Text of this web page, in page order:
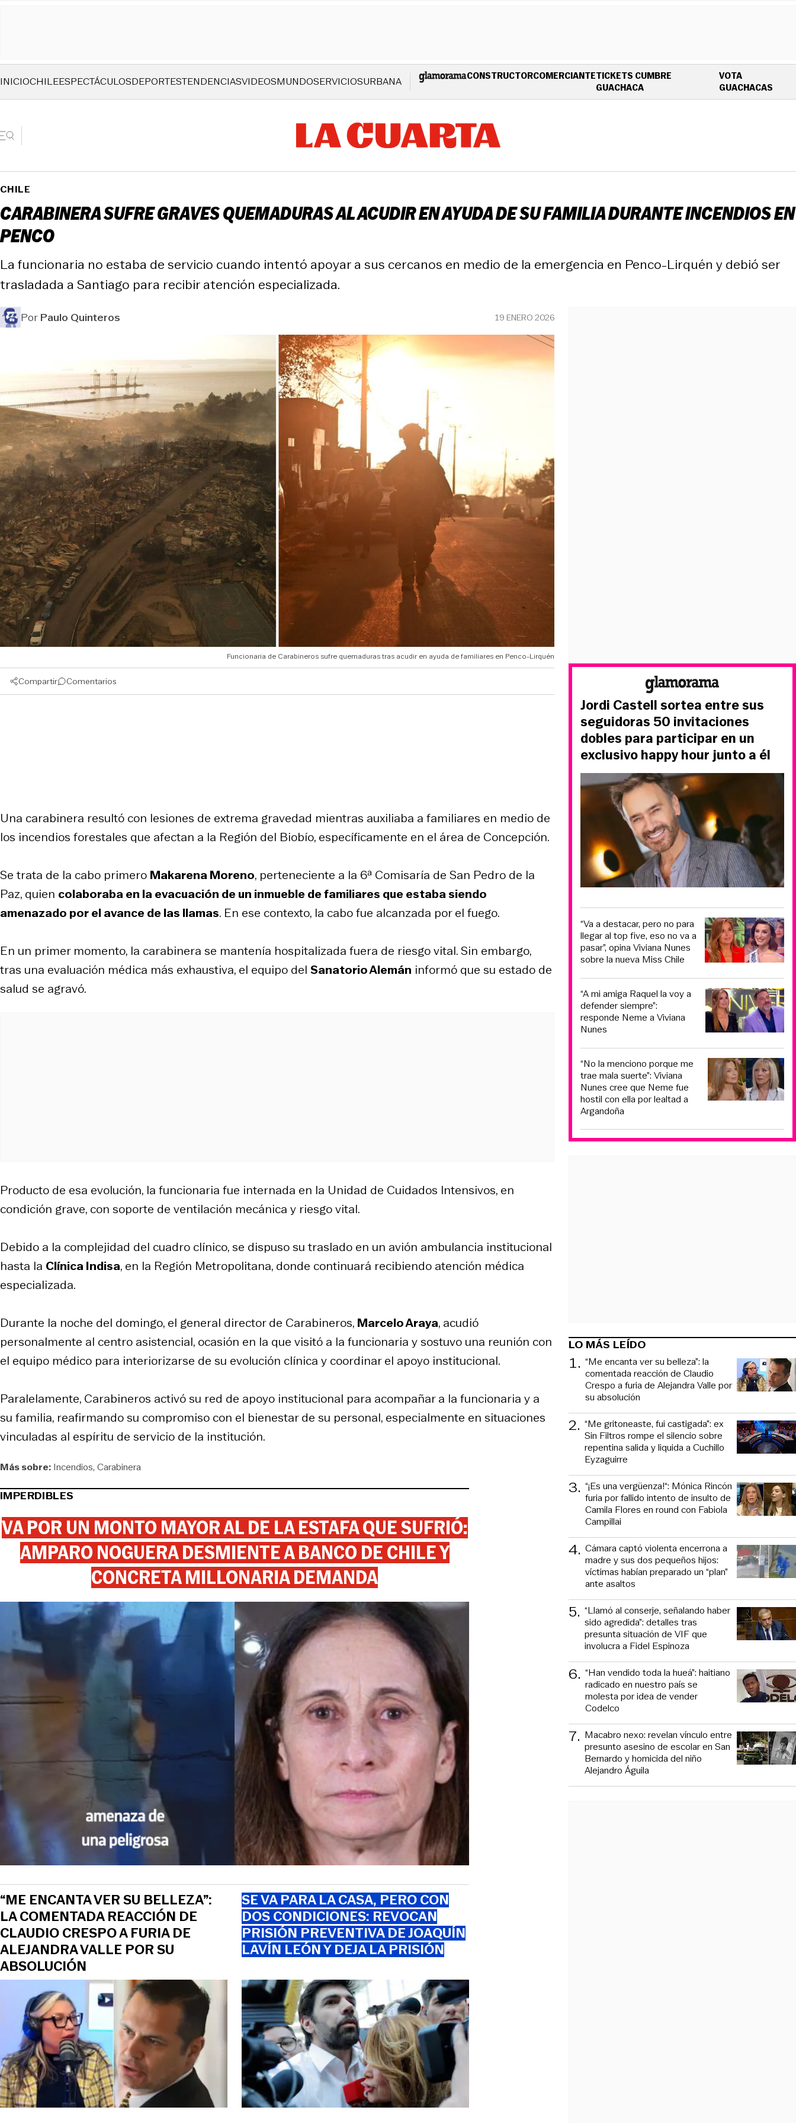
INICIOCHILEESPECTÁCULOSDEPORTESTENDENCIASVIDEOSMUNDOSERVICIOSURBANA CONSTRUCTORCOMERCIANTETICKETS CUMBRE
GUACHACAOPENS IN NEW WINDOW
VOTA
GUACHACAS
CHILE
CARABINERA SUFRE GRAVES QUEMADURAS AL ACUDIR EN AYUDA DE SU FAMILIA DURANTE INCENDIOS EN
PENCO
La funcionaria no estaba de servicio cuando intentó apoyar a sus cercanos en medio de la emergencia en Penco-Lirquén y debió ser
trasladada a Santiago para recibir atención especializada.
PorPaulo Quinteros 19 ENERO 2026
Funcionaria de Carabineros sufre quemaduras tras acudir en ayuda de familiares en Penco-Lirquén
Compartir Comentarios
Una carabinera resultó con lesiones de extrema gravedad mientras auxiliaba a familiares en medio de
los incendios forestales que afectan a la Región del Biobío, específicamente en el área de Concepción.
Se trata de la cabo primero Makarena Moreno, perteneciente a la 6ª Comisaría de San Pedro de la
Paz, quien colaboraba en la evacuación de un inmueble de familiares que estaba siendo
amenazado por el avance de las llamas. En ese contexto, la cabo fue alcanzada por el fuego.
En un primer momento, la carabinera se mantenía hospitalizada fuera de riesgo vital. Sin embargo,
tras una evaluación médica más exhaustiva, el equipo del Sanatorio Alemán informó que su estado de
salud se agravó.
Producto de esa evolución, la funcionaria fue internada en la Unidad de Cuidados Intensivos, en
condición grave, con soporte de ventilación mecánica y riesgo vital.
Debido a la complejidad del cuadro clínico, se dispuso su traslado en un avión ambulancia institucional
hasta la Clínica Indisa, en la Región Metropolitana, donde continuará recibiendo atención médica
especializada.
Durante la noche del domingo, el general director de Carabineros, Marcelo Araya, acudió
personalmente al centro asistencial, ocasión en la que visitó a la funcionaria y sostuvo una reunión con
el equipo médico para interiorizarse de su evolución clínica y coordinar el apoyo institucional.
Paralelamente, Carabineros activó su red de apoyo institucional para acompañar a la funcionaria y a
su familia, reafirmando su compromiso con el bienestar de su personal, especialmente en situaciones
vinculadas al espíritu de servicio de la institución.
Más sobre: Incendios Carabinera
IMPERDIBLES
VA POR UN MONTO MAYOR AL DE LA ESTAFA QUE SUFRIÓ:
AMPARO NOGUERA DESMIENTE A BANCO DE CHILE Y
CONCRETA MILLONARIA DEMANDA
“ME ENCANTA VER SU BELLEZA”:
LA COMENTADA REACCIÓN DE
CLAUDIO CRESPO A FURIA DE
ALEJANDRA VALLE POR SU
ABSOLUCIÓN
SE VA PARA LA CASA, PERO CON
DOS CONDICIONES: REVOCAN
PRISIÓN PREVENTIVA DE JOAQUÍN
LAVÍN LEÓN Y DEJA LA PRISIÓN
Jordi Castell sortea entre sus
seguidoras 50 invitaciones
dobles para participar en un
exclusivo happy hour junto a él
“Va a destacar, pero no para
llegar al top five, eso no va a
pasar”, opina Viviana Nunes
sobre la nueva Miss Chile
“A mi amiga Raquel la voy a
defender siempre”:
responde Neme a Viviana
Nunes
“No la menciono porque me
trae mala suerte”: Viviana
Nunes cree que Neme fue
hostil con ella por lealtad a
Argandoña
LO MÁS LEÍDO
1. “Me encanta ver su belleza”: la
comentada reacción de Claudio
Crespo a furia de Alejandra Valle por
su absolución
2. “Me gritoneaste, fui castigada”: ex
Sin Filtros rompe el silencio sobre
repentina salida y liquida a Cuchillo
Eyzaguirre
3. “¡Es una vergüenza!“: Mónica Rincón
furia por fallido intento de insulto de
Camila Flores en round con Fabiola
Campillai
4. Cámara captó violenta encerrona a
madre y sus dos pequeños hijos:
víctimas habían preparado un “plan”
ante asaltos
5. “Llamó al conserje, señalando haber
sido agredida”: detalles tras
presunta situación de VIF que
involucra a Fidel Espinoza
6. “Han vendido toda la hueá”: haitiano
radicado en nuestro país se
molesta por idea de vender
Codelco
7. Macabro nexo: revelan vínculo entre
presunto asesino de escolar en San
Bernardo y homicida del niño
Alejandro Águila